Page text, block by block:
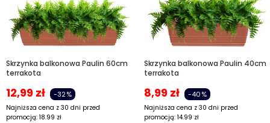
Skrzynka balkonowa Paulin 60cm
terrakota
12,99 zł -32%
Najniższa cena z 30 dni przed
promocją: 18.99 zł
Skrzynka balkonowa Paulin 40cm
terrakota
8,99 zł -40%
Najniższa cena z 30 dni przed
promocją: 14.99 zł